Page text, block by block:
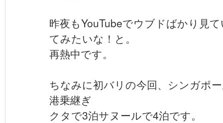
昨夜もYouTubeでウブドばかり見
てみたいな！と。
再熱中です。
ちなみに初バリの今回、シンガポ
港乗継ぎ
クタで3泊サヌールで4泊です。